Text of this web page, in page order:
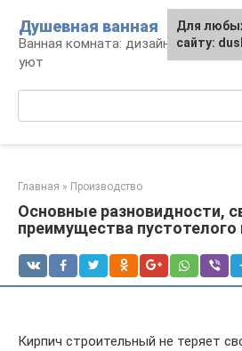
контенту
Душевная ванная
Ванная комната: дизайн,
уют
Главная » Производство
Основные разновидности,
преимущества пустотелого
Кирпич строительный не теряет
Для
сайту: